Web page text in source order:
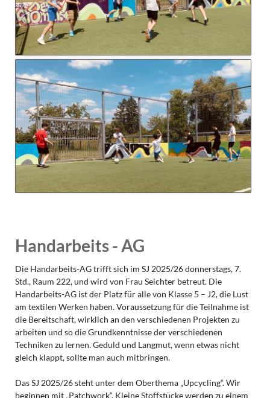
Handarbeits - AG
Die Handarbeits-AG trifft sich im SJ 2025/26 donnerstags, 7.
Std., Raum 222, und wird von Frau Seichter betreut. Die
Handarbeits-AG ist der Platz für alle von Klasse 5 – J2, die Lust
am textilen Werken haben. Voraussetzung für die Teilnahme ist
die Bereitschaft, wirklich an den verschiedenen Projekten zu
arbeiten und so die Grundkenntnisse der verschiedenen
Techniken zu lernen. Geduld und Langmut, wenn etwas nicht
gleich klappt, sollte man auch mitbringen.
Das SJ 2025/26 steht unter dem Oberthema „Upcycling“. Wir
beginnen mit „Patchwork“. Kleine Stoffstücke werden zu einem